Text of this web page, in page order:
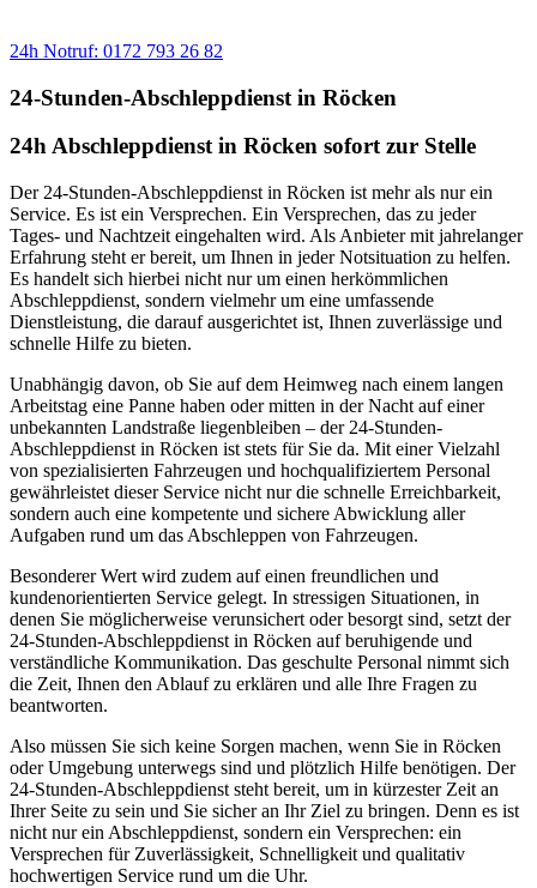
24h Notruf: 0172 793 26 82
24-Stunden-Abschleppdienst in Röcken
24h Abschleppdienst in Röcken sofort zur Stelle
Der 24-Stunden-Abschleppdienst in Röcken ist mehr als nur ein
Service. Es ist ein Versprechen. Ein Versprechen, das zu jeder
Tages- und Nachtzeit eingehalten wird. Als Anbieter mit jahrelanger
Erfahrung steht er bereit, um Ihnen in jeder Notsituation zu helfen.
Es handelt sich hierbei nicht nur um einen herkömmlichen
Abschleppdienst, sondern vielmehr um eine umfassende
Dienstleistung, die darauf ausgerichtet ist, Ihnen zuverlässige und
schnelle Hilfe zu bieten.
Unabhängig davon, ob Sie auf dem Heimweg nach einem langen
Arbeitstag eine Panne haben oder mitten in der Nacht auf einer
unbekannten Landstraße liegenbleiben – der 24-Stunden-
Abschleppdienst in Röcken ist stets für Sie da. Mit einer Vielzahl
von spezialisierten Fahrzeugen und hochqualifiziertem Personal
gewährleistet dieser Service nicht nur die schnelle Erreichbarkeit,
sondern auch eine kompetente und sichere Abwicklung aller
Aufgaben rund um das Abschleppen von Fahrzeugen.
Besonderer Wert wird zudem auf einen freundlichen und
kundenorientierten Service gelegt. In stressigen Situationen, in
denen Sie möglicherweise verunsichert oder besorgt sind, setzt der
24-Stunden-Abschleppdienst in Röcken auf beruhigende und
verständliche Kommunikation. Das geschulte Personal nimmt sich
die Zeit, Ihnen den Ablauf zu erklären und alle Ihre Fragen zu
beantworten.
Also müssen Sie sich keine Sorgen machen, wenn Sie in Röcken
oder Umgebung unterwegs sind und plötzlich Hilfe benötigen. Der
24-Stunden-Abschleppdienst steht bereit, um in kürzester Zeit an
Ihrer Seite zu sein und Sie sicher an Ihr Ziel zu bringen. Denn es ist
nicht nur ein Abschleppdienst, sondern ein Versprechen: ein
Versprechen für Zuverlässigkeit, Schnelligkeit und qualitativ
hochwertigen Service rund um die Uhr.